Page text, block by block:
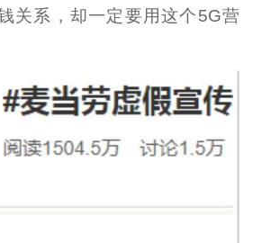
关系，却一定要用这个5G营